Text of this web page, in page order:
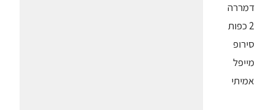
דמררה
2 כפות
סירופ
מייפל
אמיתי